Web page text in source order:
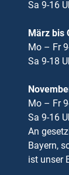
Sa 9-16
März bis
Mo – Fr
Sa 9-18
Mo – Fr
Sa 9-16
An
Bayern,
ist unser